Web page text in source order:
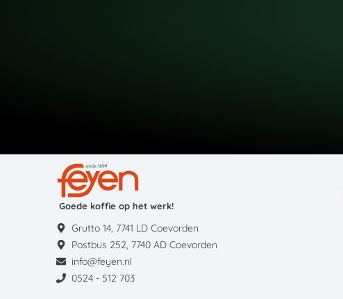
Goede koffie op het werk!
Grutto 14, 7741 LD Coevorden
Postbus 252, 7740 AD Coevorden
info@feyen.nl
0524 - 512 703